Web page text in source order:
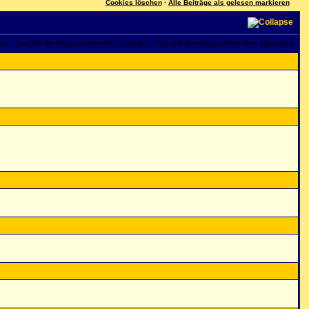
Cookies löschen· Alle Beiträge als gelesen markieren
·Top 20 Beitragsschreiber (heute) ·Top 20 Beitragsschreiber (gesamt)